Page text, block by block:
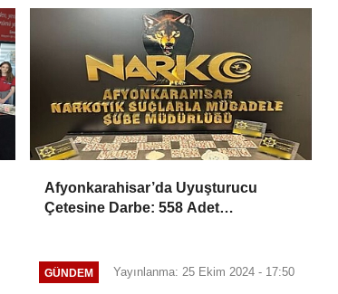
Afyonkarahisar’da Uyuşturucu
Çetesine Darbe: 558 Adet
GÜNDEM Yayınlanma: 25 Ekim 2024 - 17:50